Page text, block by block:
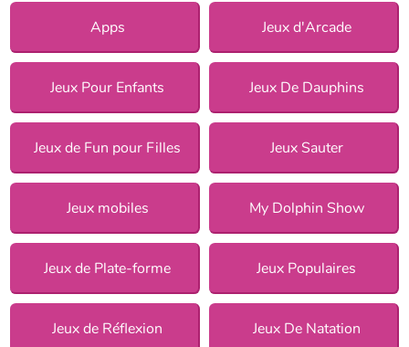
Apps Jeux d'Arcade
Jeux Pour Enfants Jeux De Dauphins
Jeux de Fun pour Filles Jeux Sauter
Jeux mobiles My Dolphin Show
Jeux de Plate-forme Jeux Populaires
Jeux de Réflexion Jeux De Natation